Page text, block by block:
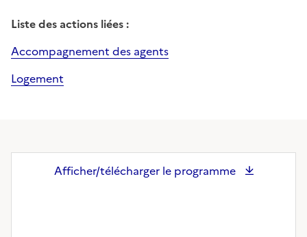
Liste des actions liées :
Accompagnement des agents
Logement
Afficher/télécharger le programme